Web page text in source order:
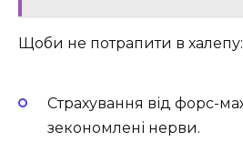
Щоби не потрапити в халепу:
Страхування від форс-
зекономлені нерви.